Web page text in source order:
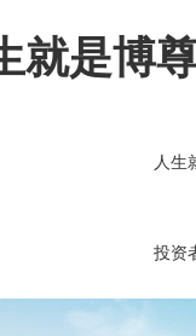
就是博
人生
投资